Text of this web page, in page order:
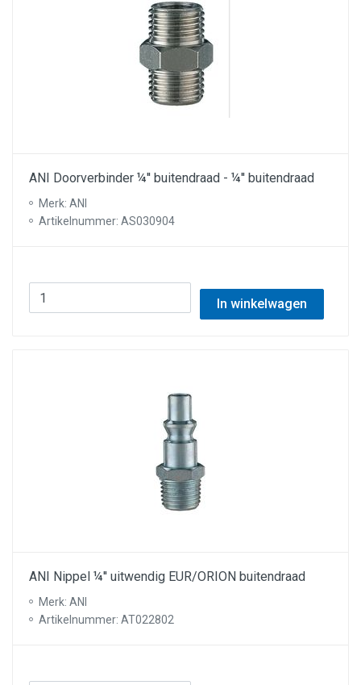
ANI Doorverbinder ¼'' buitendraad - ¼'' buitendraad
Merk: ANI
Artikelnummer: AS030904
In winkelwagen
ANI Nippel ¼'' uitwendig EUR/ORION buitendraad
Merk: ANI
Artikelnummer: AT022802